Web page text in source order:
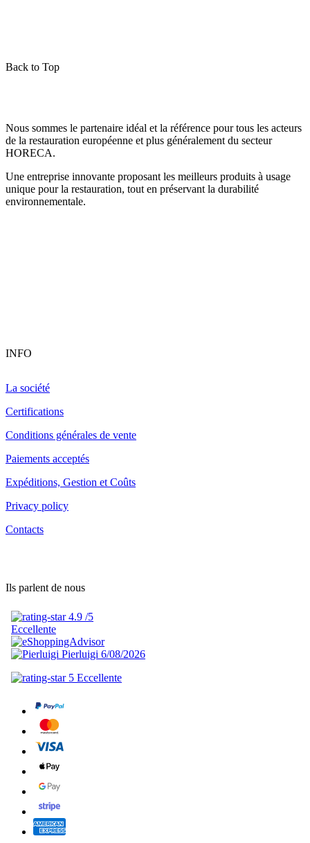
Back to Top
Nous sommes le partenaire idéal et la référence pour tous les acteurs
de la restauration européenne et plus généralement du secteur
HORECA.
Une entreprise innovante proposant les meilleurs produits à usage
unique pour la restauration, tout en préservant la durabilité
environnementale.
INFO
La société
Certifications
Conditions générales de vente
Paiements acceptés
Expéditions, Gestion et Coûts
Privacy policy
Contacts
Ils parlent de nous